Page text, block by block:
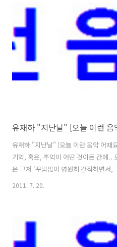
마음과 머리 속을 정리하는데 도움이
오늘 이런 음악 어때요? 골라본 곡은
말안하고 살수가 없나~ 날으는~ 솔개
유재하 "지난날" [오늘 이런
유재하 "지난날" [오늘 이런 음악 어때
기억, 혹은, 추억이 어떤 것이든 간에..
은 그저 '꾸밈없이 영원히 간직하면서,
아가는 것'이 정답 아니겠나 싶습니다
시 현실 속의 정답일 수는 없겠다'는
게 보아서는 국가와 국가 간의 일.., 작
2011. 7. 20.